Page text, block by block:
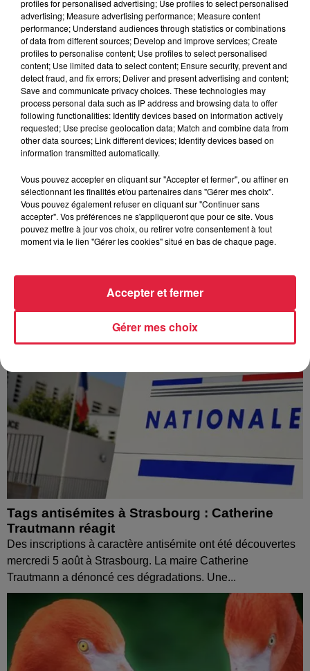
À Hoerdt, de l’eau brune sort des robinets
Depuis plusieurs jours, des habitants de Hoerdt ont vu de
l’eau brune s’écouler de leurs robinets. Face aux
Tags antisémites à Strasbourg : Catherine
Trautmann réagit
Des inscriptions à caractère antisémite ont été découvertes
mercredi 5 août à Strasbourg. La maire Catherine
Trautmann a dénoncé ces dégradations. Une...
profiles for personalised advertising; Use profiles to select personalised
advertising; Measure advertising performance; Measure content
performance; Understand audiences through statistics or combinations
of data from different sources; Develop and improve services; Create
profiles to personalise content; Use profiles to select personalised
content; Use limited data to select content; Ensure security, prevent and
detect fraud, and fix errors; Deliver and present advertising and content;
Save and communicate privacy choices. These technologies may
process personal data such as IP address and browsing data to offer
following functionalities: Identify devices based on information actively
requested; Use precise geolocation data; Match and combine data from
other data sources; Link different devices; Identify devices based on
information transmitted automatically.
Vous pouvez accepter en cliquant sur "Accepter et fermer", ou affiner en
sélectionnant les finalités et/ou partenaires dans "Gérer mes choix".
Vous pouvez également refuser en cliquant sur "Continuer sans
accepter". Vos préférences ne s'appliqueront que pour ce site. Vous
pouvez mettre à jour vos choix, ou retirer votre consentement à tout
moment via le lien "Gérer les cookies" situé en bas de chaque page.
Gérer mes choix
Accepter et fermer